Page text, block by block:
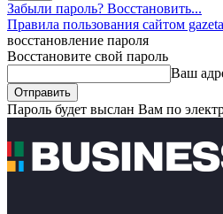
Забыли пароль? Восстановить...
Правила пользования сайтом
восстановление пароля
Восстановите свой пароль
Ваш
Пароль будет выслан Вам по